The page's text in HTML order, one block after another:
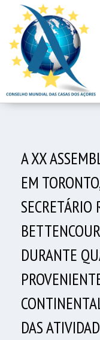
A XX
EM
SECRETÁRIO
DURANTE
DAS